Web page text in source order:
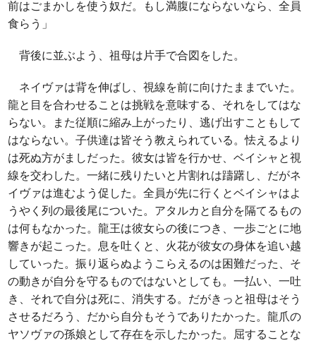
前はごまかしを使う奴だ。もし満腹にならないなら、全員
食らう」
背後に並ぶよう、祖母は片手で合図をした。
ネイヴァは背を伸ばし、視線を前に向けたままでいた。
龍と目を合わせることは挑戦を意味する、それをしてはな
らない。また従順に縮み上がったり、逃げ出すこともして
はならない。子供達は皆そう教えられている。怯えるより
は死ぬ方がましだった。彼女は皆を行かせ、ベイシャと視
線を交わした。一緒に残りたいと片割れは躊躇し、だがネ
イヴァは進むよう促した。全員が先に行くとベイシャはよ
うやく列の最後尾についた。アタルカと自分を隔てるもの
は何もなかった。龍王は彼女らの後につき、一歩ごとに地
響きが起こった。息を吐くと、火花が彼女の身体を追い越
していった。振り返らぬようこらえるのは困難だった、そ
の動きが自分を守るものではないとしても。一払い、一吐
き、それで自分は死に、消失する。だがきっと祖母はそう
させるだろう、だから自分もそうでありたかった。龍爪の
ヤソヴァの孫娘として存在を示したかった。屈することな